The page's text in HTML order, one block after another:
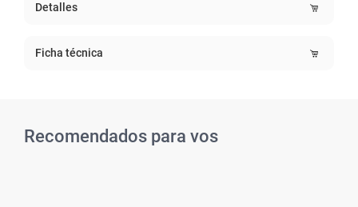
Detalles
Ficha técnica
Recomendados para vos